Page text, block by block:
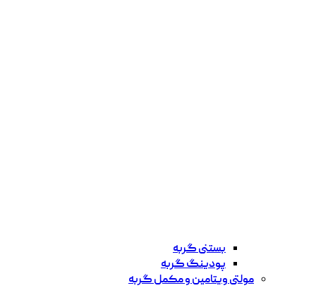
بستنی گربه
پودینگ گربه
مولتی ویتامین و مکمل گربه